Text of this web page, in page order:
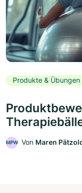
Produkte & Übungen
MPW Von Maren